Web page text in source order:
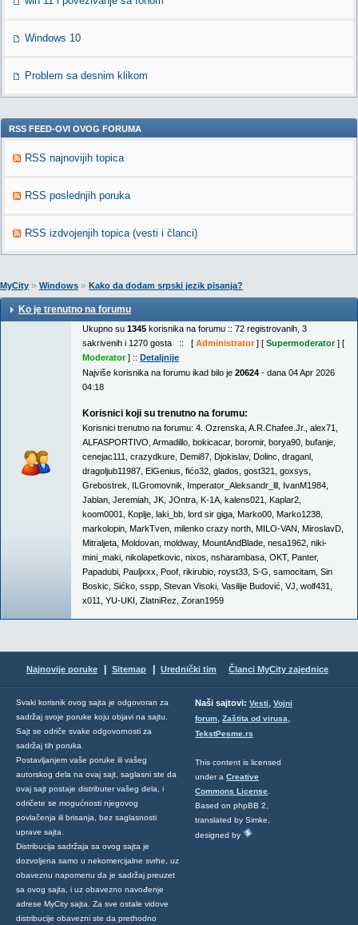
Windows 10
Problem sa desnim klikom
RSS FEED-OVI OVOG FORUMA
RSS najnovijih topica
RSS poslednjih poruka
RSS izdvojenjih topica (vesti i članci)
MyCity » Windows » Kako da dodam srpski jezik pisanja?
Ko je trenutno na forumu
Ukupno su 1345 korisnika na forumu :: 72 registrovanih, 3
sakrivenih i 1270 gosta :: [ Administrator] [ Supermoderator] [
Moderator] :: Detaljnije
Najviše korisnika na forumu ikad bilo je 20624 - dana 04 Apr 2026
04:18
Korisnici koji su trenutno na forumu:
Korisnici trenutno na forumu: 4. Ozrenska A.R.Chafee.Jr. alex71
ALFASPORTIVO Armadillo bokicacar, boromir, borya90 bufanje
cenejac111
crazydkure Demi87 Djokislav, Dolinc draganl
dragoljub11987 ElGenius fićo32 glados gost321 goxsys
Grebostrek
ILGromovnik Imperator_Aleksandr_lll IvanM1984
Jablan Jeremiah JK JOntra K-1A kalens021 Kaplar2
koom0001
Koplje laki_bb lord sir giga Marko00 Marko1238
markolopin MarkTven milenko crazy north MILO-VAN MiroslavD
Mitraljeta Moldovan moldway, MountAndBlade nesa1962 niki-
mini_maki nikolapetkovic nixos nsharambasa OKT, Panter,
Papadubi Pauljxxx Poof rikirubio royst33 S-G samocitam Sin
Boskic Sićko sspp Stevan Visoki Vasilije Budović VJ wolf431
x011
YU-UKI ZlatniRez Zoran1959
Najnovije poruke Sitemap Urednički tim Članci MyCity zajednice
Svaki korisnik ovog sajta je odgovoran za
sadržaj svoje poruke koju objavi na sajtu.
Sajt se odriče svake odgovornosti za
sadržaj tih poruka.
Postavljanjem vaše poruke ili vašeg
autorskog dela na ovaj sajt, saglasni ste da
ovaj sajt postaje distributer vašeg dela, i
odričete se mogućnosti njegovog
povlačenja ili brisanja, bez saglasnosti
uprave sajta.
Distribucija sadržaja sa ovog sajta je
dozvoljena samo u nekomercijalne svrhe, uz
obaveznu napomenu da je sadržaj preuzet
sa ovog sajta, i uz obavezno navođenje
adrese MyCity sajta. Za sve ostale vidove
distribucije obavezni ste da prethodno
Naši sajtovi: Vesti, Vojni
forum, Zaštita od virusa,
TekstPesme.rs
This content is licensed
under a Creative
Commons License
Based on phpBB 2,
translated by Simke,
designed by